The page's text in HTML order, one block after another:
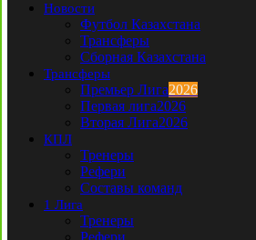
Новости
Футбол Казахстана
Трансферы
Сборная Казахстана
Трансферы
Премьер Лига2026
Первая лига2026
Вторая Лига2026
КПЛ
Тренеры
Рефери
Составы команд
1 Лига
Тренеры
Рефери